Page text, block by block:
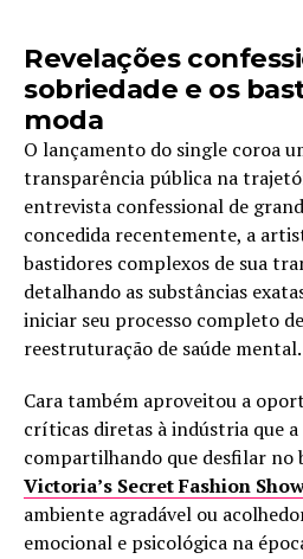
Revelações
sobriedade e os
moda
O lançamento do single coroa
transparência pública na
entrevista confessional de
concedida recentemente, a
bastidores complexos de sua
detalhando as substâncias
iniciar seu processo completo
reestruturação de saúde mental.
Cara também aproveitou a
críticas diretas à indústria que
compartilhando que desfilar no
Victoria’s Secret Fashion
ambiente agradável ou
emocional e psicológica na